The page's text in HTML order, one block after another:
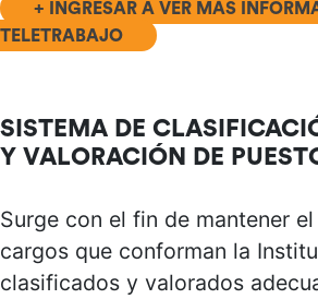
+ INGRESAR A VER MÁS
TELETRABAJO
SISTEMA DE
Y VALORACIÓN DE
Surge con el fin de mantener
cargos que conforman la
clasificados y valorados